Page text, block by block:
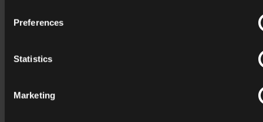
Preferences
Statistics
Marketing